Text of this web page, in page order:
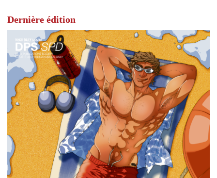
Dernière édition